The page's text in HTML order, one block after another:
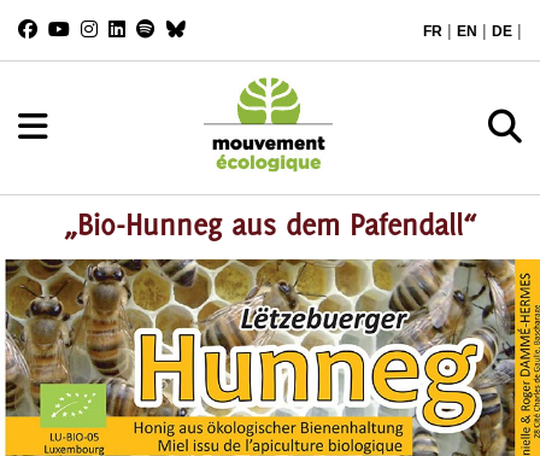
FR | EN | DE |
„Bio-Hunneg aus dem Pafendall“